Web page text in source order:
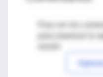
Para ver los